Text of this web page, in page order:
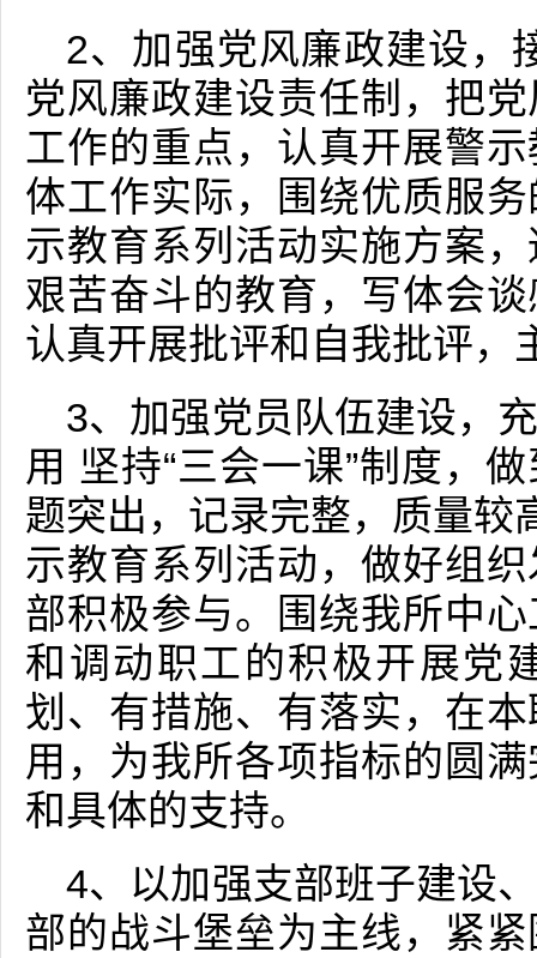
2、加强党风廉政建设，
党风廉政建设责任制，把
工作的重点，认真开展警
体工作实际，围绕优质服
示教育系列活动实施方案
艰苦奋斗的教育，写体会
认真开展批评和自我批评，
3、加强党员队伍建设，
用 坚持“三会一课”制度，
题突出，记录完整，质量较
示教育系列活动，做好组
部积极参与。围绕我所中
和调动职工的积极开展党
划、有措施、有落实，在
用，为我所各项指标的圆
和具体的支持。
4、以加强支部班子建设
部的战斗堡垒为主线，紧